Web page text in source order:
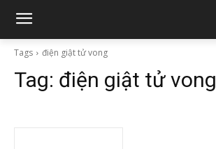
Tags điện giật tử vong
Tag: điện giật tử vong